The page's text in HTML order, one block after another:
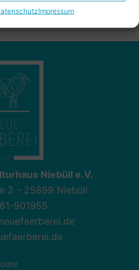
Impressum
Niebüll e.V.
2 - 25899 Niebüll
901955